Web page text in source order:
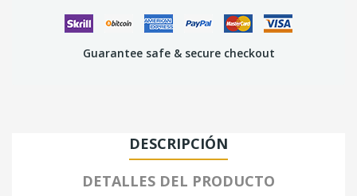
Guarantee safe & secure checkout
DESCRIPCIÓN
DETALLES DEL PRODUCTO